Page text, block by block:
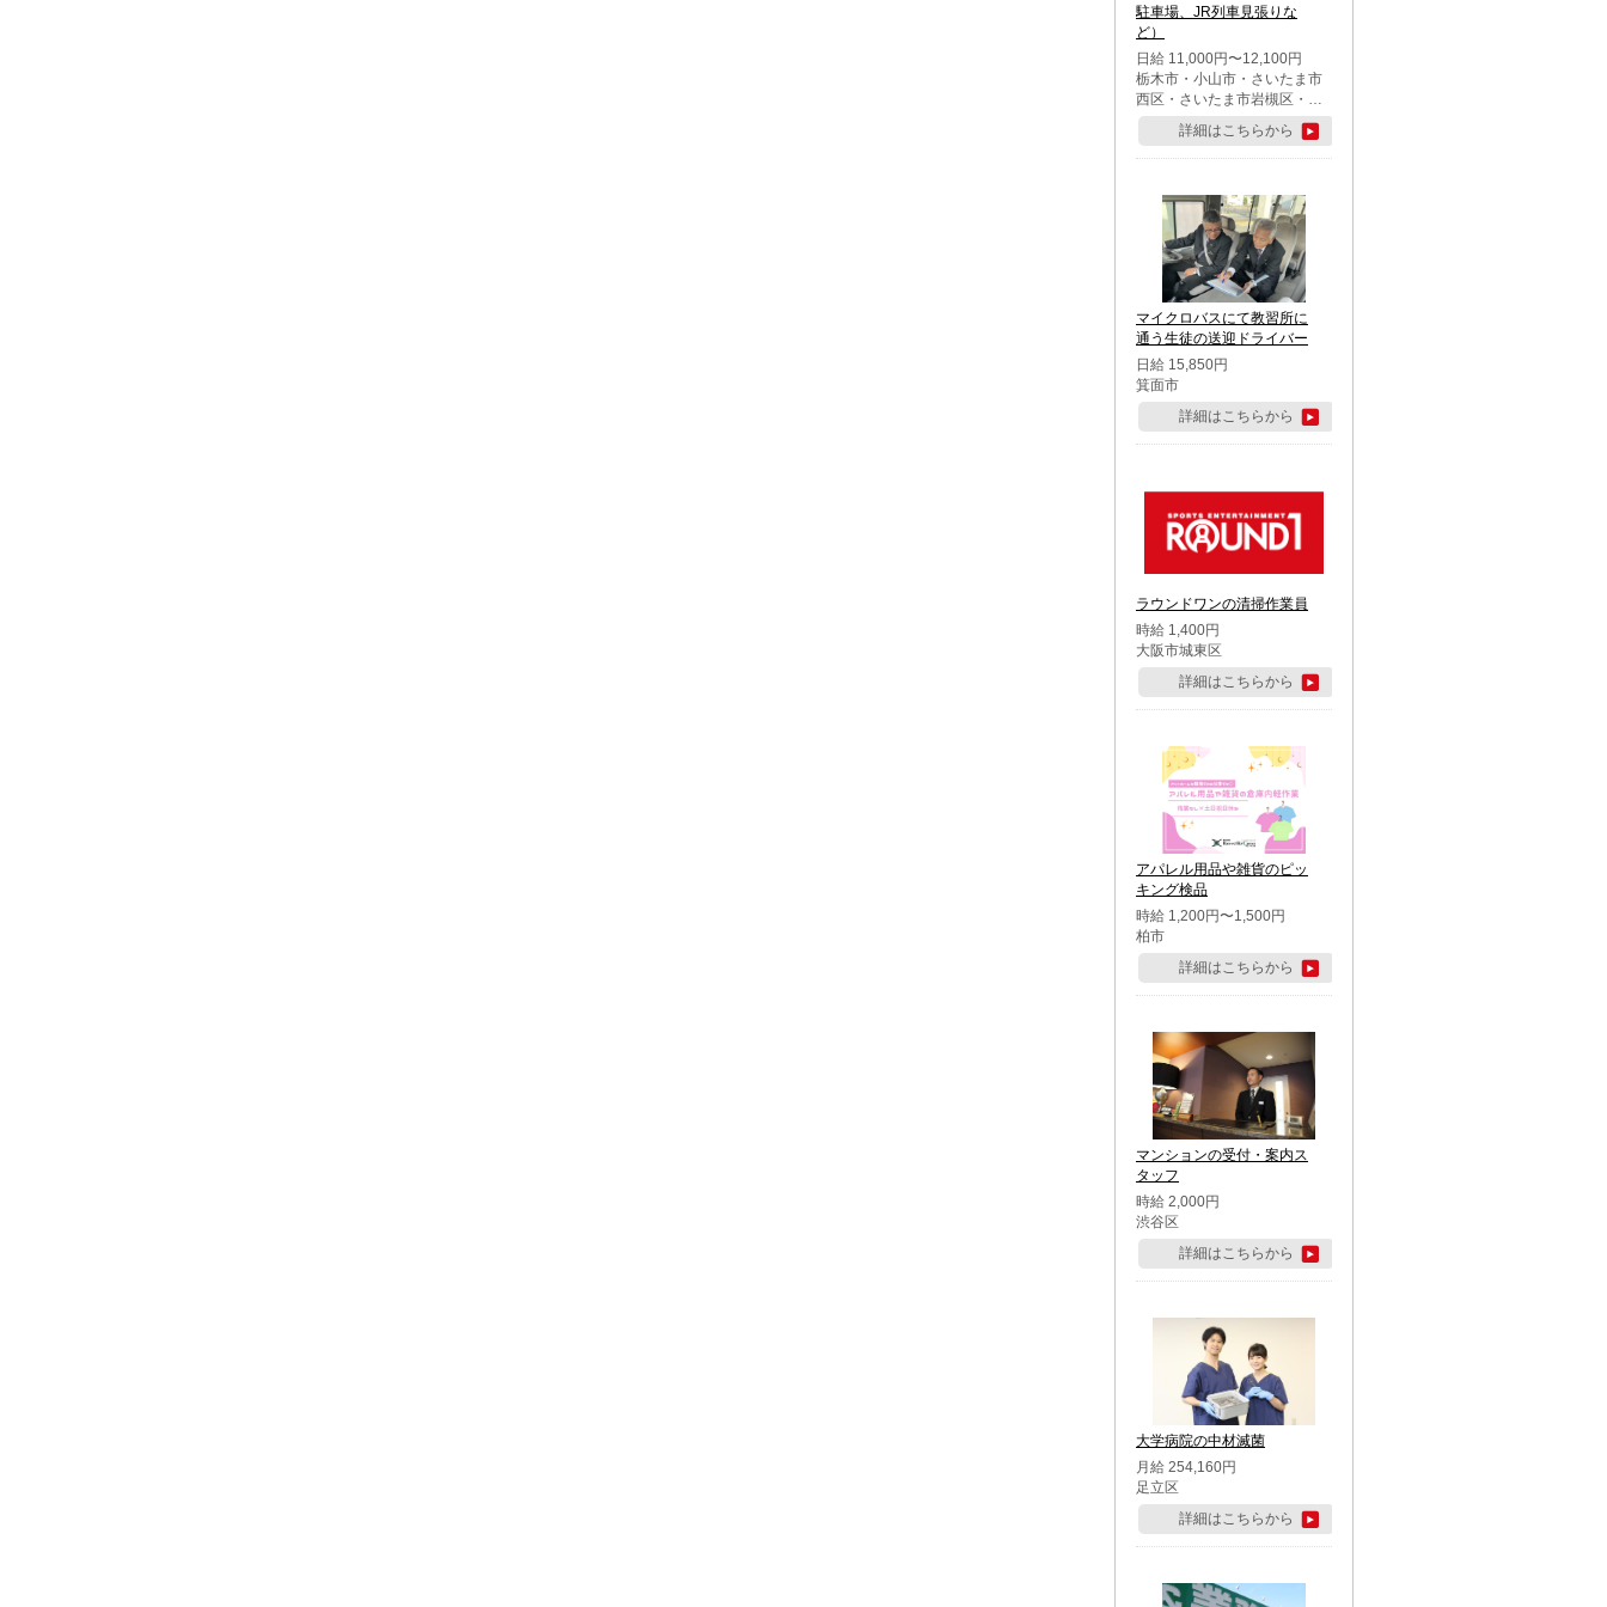
駐車場、JR列車見張りな
ど）
日給 11,000円〜12,100円
栃木市・小山市・さいたま市
西区・さいたま市岩槻区・久
喜市・蓮田市
詳細はこちらから
マイクロバスにて教習所に
通う生徒の送迎ドライバー
日給 15,850円
箕面市
詳細はこちらから
ラウンドワンの清掃作業員
時給 1,400円
大阪市城東区
詳細はこちらから
アパレル用品や雑貨のピッ
キング検品
時給 1,200円〜1,500円
柏市
詳細はこちらから
マンションの受付・案内ス
タッフ
時給 2,000円
渋谷区
詳細はこちらから
大学病院の中材滅菌
月給 254,160円
足立区
詳細はこちらから